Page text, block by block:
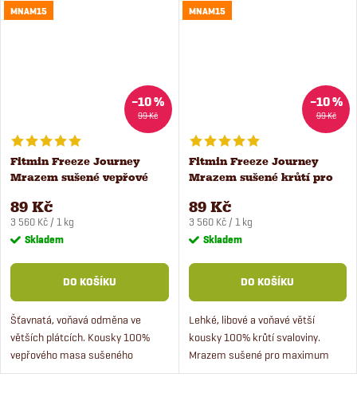
čerstvým masem.
odměnu.
MNAM15
99 Kč
–10 %
Fitmin Freeze Journey
Mrazem sušené vepřové
89 Kč
Měrná
cena:
3 560 Kč / 1 kg
Skladem
DO KOŠÍKU
Šťavnatá, voňavá odměna ve
větších plátcích. Kousky 100%
vepřového masa sušeného
mrazem pro ještě lepší chuť.
MNAM15
99 Kč
–10 %
Fitmin Freeze Journey
Mrazem sušené krůtí pro
89 Kč
Měrná
cena:
3 560 Kč / 1 kg
Skladem
DO KOŠÍKU
Lehké, libové a voňavé větší
kousky 100% krůtí svaloviny.
Mrazem sušené pro maximum
chuti – česká novinka z podhůří